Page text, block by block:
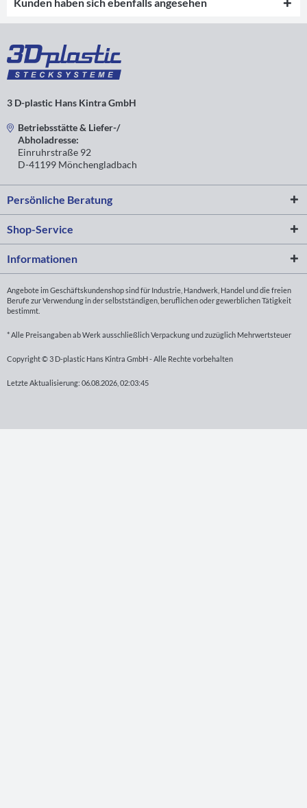
3 D-plastic Hans Kintra GmbH
Betriebsstätte & Liefer-/
Abholadresse:
Einruhrstraße 92
D-41199 Mönchengladbach
Persönliche Beratung
Shop-Service
Informationen
Angebote im Geschäftskundenshop sind für Industrie, Handwerk, Handel und die freien
Berufe zur Verwendung in der selbstständigen, beruflichen oder gewerblichen Tätigkeit
bestimmt.
* Alle Preisangaben ab Werk ausschließlich Verpackung und zuzüglich Mehrwertsteuer
Copyright © 3 D-plastic Hans Kintra GmbH - Alle Rechte vorbehalten
Letzte Aktualisierung: 06.08.2026, 02:03:45